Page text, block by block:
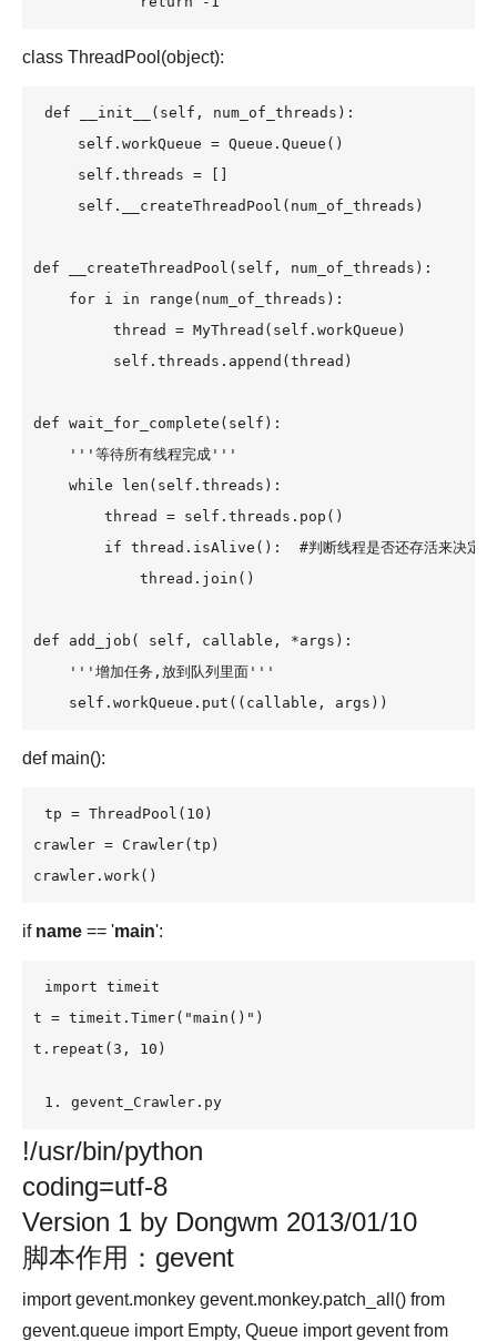
class ThreadPool(object):
def __init__(self, num_of_threads):
     self.workQueue = Queue.Queue()
     self.threads = []
     self.__createThreadPool(num_of_threads)
def __createThreadPool(self, num_of_threads):
    for i in range(num_of_threads):
         thread = MyThread(self.workQueue)
         self.threads.append(thread)
def wait_for_complete(self):
    '''等待所有线程完成'''
    while len(self.threads):
        thread = self.threads.pop()
if thread.isAlive():  #判断线程是否还存活来决定
            thread.join()
def add_job( self, callable, *args):
    '''增加任务,放到队列里面'''
    self.workQueue.put((callable, args))
def main():
tp = ThreadPool(10)
crawler = Crawler(tp)
crawler.work()
if name == 'main':
import timeit
t = timeit.Timer("main()")
t.repeat(3, 10)
1. gevent_Crawler.py
!/usr/bin/python
coding=utf-8
Version 1 by Dongwm 2013/01/10
脚本作用：gevent
import gevent.monkey gevent.monkey.patch_all() from
gevent.queue import Empty, Queue import gevent from